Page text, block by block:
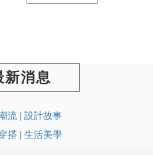
新消息
流
設計故事
搭
生活美學